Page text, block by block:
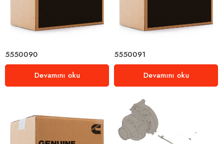
5550090
Devamını oku
5550091
Devamını oku